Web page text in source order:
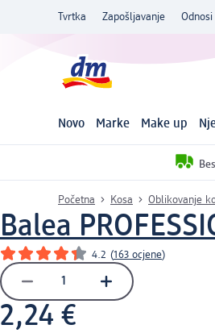
Tvrtka Zapošljavanje
Novo Marke Make up
Početna Kosa Oblikovanje
Balea
4.2 (163 ocjene)
2,24 €